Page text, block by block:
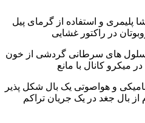
و استفاده از گرمای پیل
در راکتور غشایی
های سرطانی گردشی از خون
میکرو کانال با مانع
و هواصوتی یک بال شکل پذیر
از بال جغد در یک جریان تراکم